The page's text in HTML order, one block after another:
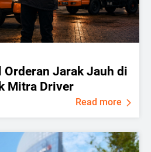
Jarak Jauh di
Mitra Driver
Read more